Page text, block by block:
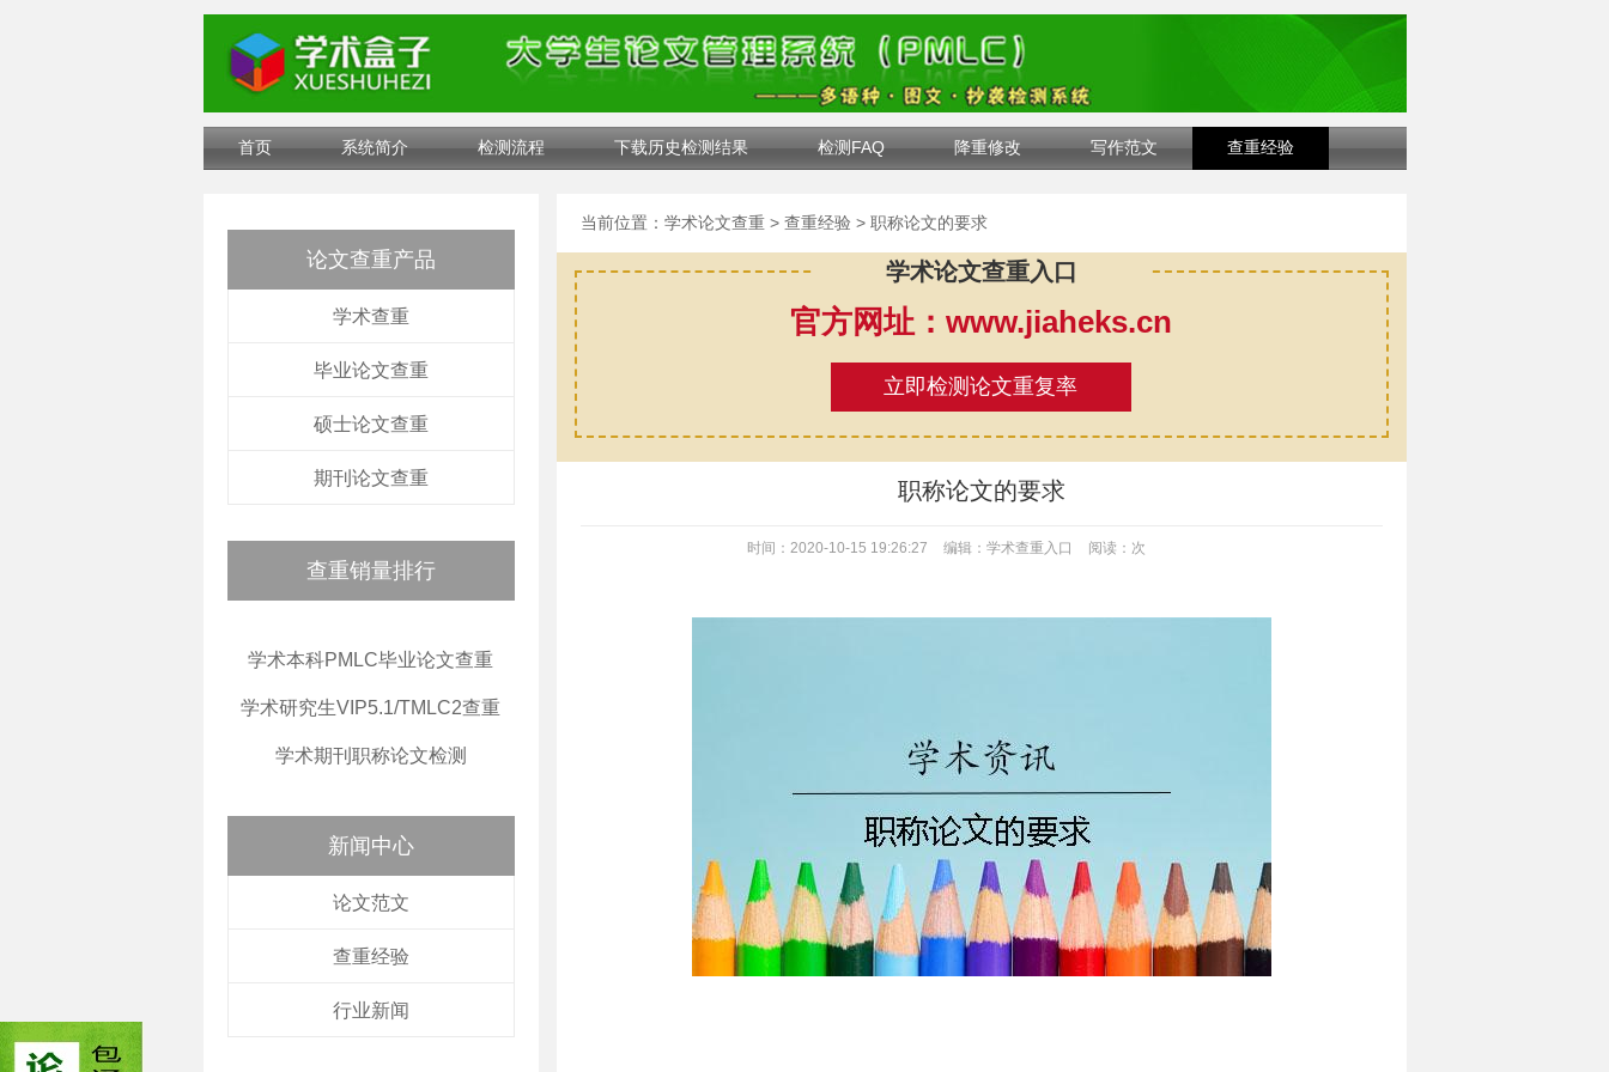
首页 系统简介 检测流程 下载历史检测结果 检测FAQ 降重修改 写作范文 查重经验
论文查重产品
学术查重
毕业论文查重
硕士论文查重
期刊论文查重
查重销量排行
学术本科PMLC毕业论文查重
学术研究生VIP5.1/TMLC2查重
学术期刊职称论文检测
新闻中心
论文范文
查重经验
行业新闻
当前位置： 学术论文查重> 查重经验> 职称论文的要求
学术论文查重入口
官方网址：www.jiaheks.cn
立即检测论文重复率
职称论文的要求
时间：2020-10-15 19:26:27 编辑：学术查重入口 阅读： 次